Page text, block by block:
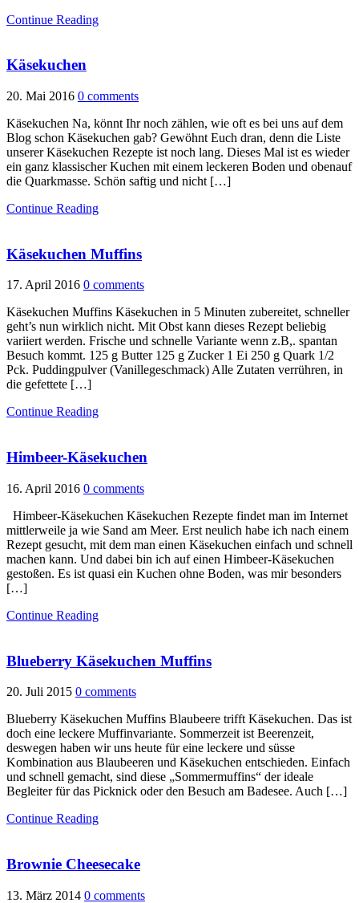
Continue Reading
Käsekuchen
20. Mai 2016 0 comments
Käsekuchen Na, könnt Ihr noch zählen, wie oft es bei uns auf dem
Blog schon Käsekuchen gab? Gewöhnt Euch dran, denn die Liste
unserer Käsekuchen Rezepte ist noch lang. Dieses Mal ist es wieder
ein ganz klassischer Kuchen mit einem leckeren Boden und obenauf
die Quarkmasse. Schön saftig und nicht […]
Continue Reading
Käsekuchen Muffins
17. April 2016 0 comments
Käsekuchen Muffins Käsekuchen in 5 Minuten zubereitet, schneller
geht’s nun wirklich nicht. Mit Obst kann dieses Rezept beliebig
variiert werden. Frische und schnelle Variante wenn z.B,. spantan
Besuch kommt. 125 g Butter 125 g Zucker 1 Ei 250 g Quark 1/2
Pck. Puddingpulver (Vanillegeschmack) Alle Zutaten verrühren, in
die gefettete […]
Continue Reading
Himbeer-Käsekuchen
16. April 2016 0 comments
Himbeer-Käsekuchen Käsekuchen Rezepte findet man im Internet
mittlerweile ja wie Sand am Meer. Erst neulich habe ich nach einem
Rezept gesucht, mit dem man einen Käsekuchen einfach und schnell
machen kann. Und dabei bin ich auf einen Himbeer-Käsekuchen
gestoßen. Es ist quasi ein Kuchen ohne Boden, was mir besonders
[…]
Continue Reading
Blueberry Käsekuchen Muffins
20. Juli 2015 0 comments
Blueberry Käsekuchen Muffins Blaubeere trifft Käsekuchen. Das ist
doch eine leckere Muffinvariante. Sommerzeit ist Beerenzeit,
deswegen haben wir uns heute für eine leckere und süsse
Kombination aus Blaubeeren und Käsekuchen entschieden. Einfach
und schnell gemacht, sind diese „Sommermuffins“ der ideale
Begleiter für das Picknick oder den Besuch am Badesee. Auch […]
Continue Reading
Brownie Cheesecake
13. März 2014 0 comments